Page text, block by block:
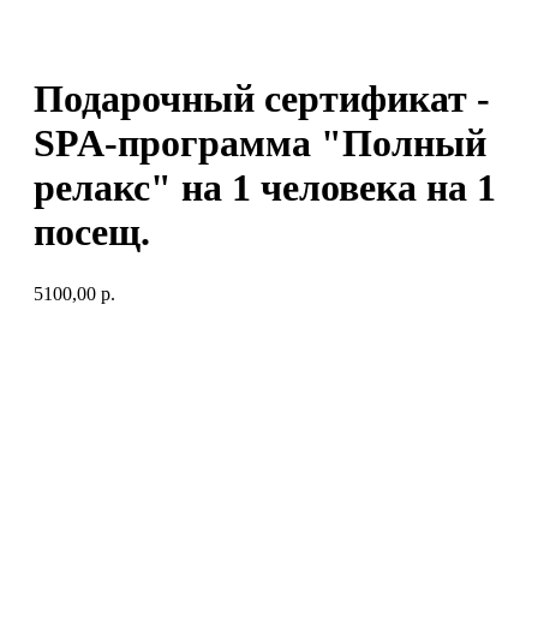
Подарочный сертификат -
SPA-программа "Полный
релакс" на 1 человека на 1
посещ.
5100,00 р.